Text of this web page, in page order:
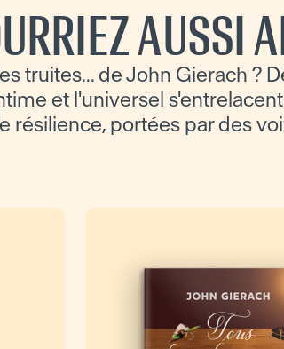
AUSSI
truites... de John Gierach ?
et l'universel
résilience, portées par des